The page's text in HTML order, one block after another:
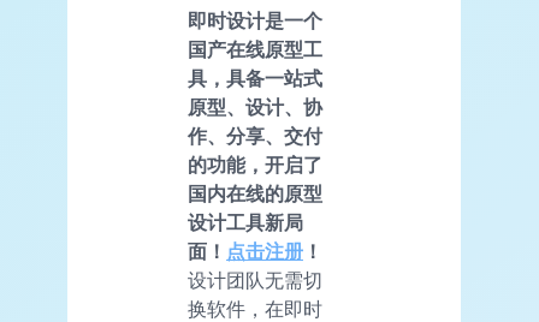
即时设计是一个
国产在线原型工
具，具备一站式
原型、设计、协
作、分享、交付
的功能，开启了
国内在线的原型
设计工具新局
面！ 点击注册 ！
设计团队无需切
换软件，在即时